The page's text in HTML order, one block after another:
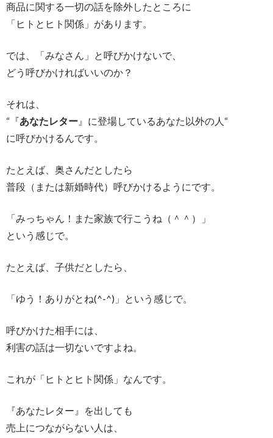
商品に関する一切の話を除外したところに
「ヒトとヒト関係」があります。
では、「みなさん」と呼びかけないで、
どう呼びかければいいのか？
それは、
“『あなたレター 』に登場しているあなた以外の人“
に呼びかけるんです。
たとえば、奥さんだとしたら
普段（または新婚時代）呼びかけるようにです。
「みっちゃん！また家族で行こうね（＾＾）」
という感じで。
たとえば、子供だとしたら、
「ゆう！ありがとね(^-^)」という感じで。
呼びかけた相手には、
利害の話は一切ないですよね。
これが「ヒトとヒト関係」なんです。
『あなたレター』を出しても
売上につながらない人は、